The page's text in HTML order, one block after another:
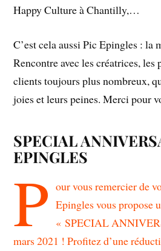
Happy Culture à Chantilly,…
C’est cela aussi Pic Epingles : la
Rencontre avec les créatrices, les
clients toujours plus nombreux,
joies et leurs peines. Merci pour
SPECIAL
EPINGLES
P our vous remercier de
Epingles vous propose
« SPECIAL
mars 2021 ! Profitez d’une